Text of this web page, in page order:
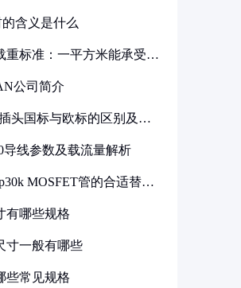
的含义是什么
重标准：一平方米能承受多
公司简介
头国标与欧标的区别及其
导线参数及载流量解析
MOSFET管的合适替代
有哪些规格
寸一般有哪些
些常见规格